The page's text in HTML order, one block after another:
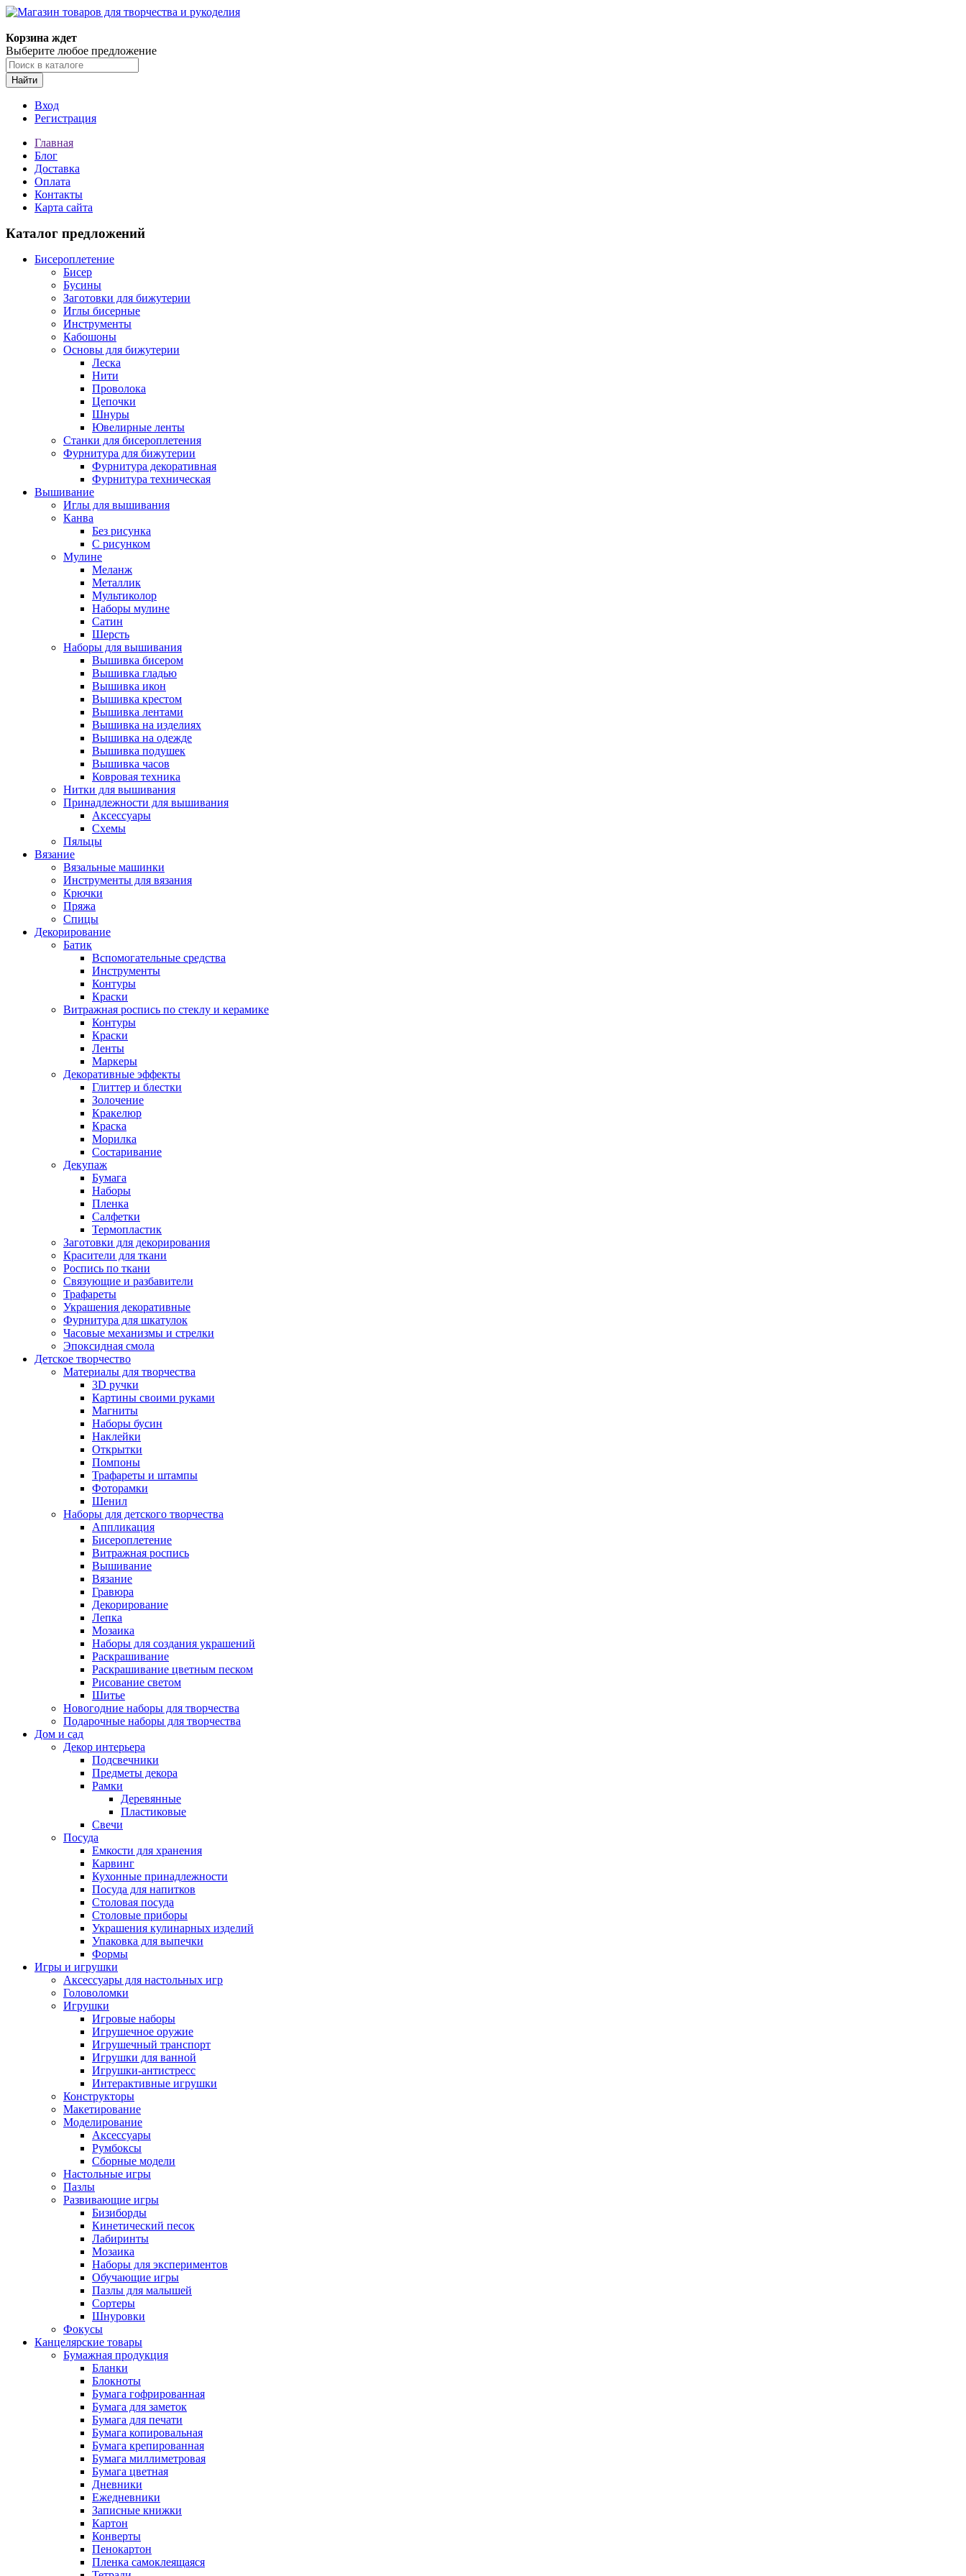
Корзина ждет
Выберите любое предложение
Найти
Вход
Регистрация
Главная
Блог
Доставка
Оплата
Контакты
Карта сайта
Каталог предложений
Бисероплетение
Бисер
Бусины
Заготовки для бижутерии
Иглы бисерные
Инструменты
Кабошоны
Основы для бижутерии
Леска
Нити
Проволока
Цепочки
Шнуры
Ювелирные ленты
Станки для бисероплетения
Фурнитура для бижутерии
Фурнитура декоративная
Фурнитура техническая
Вышивание
Иглы для вышивания
Канва
Без рисунка
С рисунком
Мулине
Меланж
Металлик
Мультиколор
Наборы мулине
Сатин
Шерсть
Наборы для вышивания
Вышивка бисером
Вышивка гладью
Вышивка икон
Вышивка крестом
Вышивка лентами
Вышивка на изделиях
Вышивка на одежде
Вышивка подушек
Вышивка часов
Ковровая техника
Нитки для вышивания
Принадлежности для вышивания
Аксессуары
Схемы
Пяльцы
Вязание
Вязальные машинки
Инструменты для вязания
Крючки
Пряжа
Спицы
Декорирование
Батик
Вспомогательные средства
Инструменты
Контуры
Краски
Витражная роспись по стеклу и керамике
Контуры
Краски
Ленты
Маркеры
Декоративные эффекты
Глиттер и блестки
Золочение
Кракелюр
Краска
Морилка
Состаривание
Декупаж
Бумага
Наборы
Пленка
Салфетки
Термопластик
Заготовки для декорирования
Красители для ткани
Роспись по ткани
Связующие и разбавители
Трафареты
Украшения декоративные
Фурнитура для шкатулок
Часовые механизмы и стрелки
Эпоксидная смола
Детское творчество
Материалы для творчества
3D ручки
Картины своими руками
Магниты
Наборы бусин
Наклейки
Открытки
Помпоны
Трафареты и штампы
Фоторамки
Шенил
Наборы для детского творчества
Аппликация
Бисероплетение
Витражная роспись
Вышивание
Вязание
Гравюра
Декорирование
Лепка
Мозаика
Наборы для создания украшений
Раскрашивание
Раскрашивание цветным песком
Рисование светом
Шитье
Новогодние наборы для творчества
Подарочные наборы для творчества
Дом и сад
Декор интерьера
Подсвечники
Предметы декора
Рамки
Деревянные
Пластиковые
Свечи
Посуда
Емкости для хранения
Карвинг
Кухонные принадлежности
Посуда для напитков
Столовая посуда
Столовые приборы
Украшения кулинарных изделий
Упаковка для выпечки
Формы
Игры и игрушки
Аксессуары для настольных игр
Головоломки
Игрушки
Игровые наборы
Игрушечное оружие
Игрушечный транспорт
Игрушки для ванной
Игрушки-антистресс
Интерактивные игрушки
Конструкторы
Макетирование
Моделирование
Аксессуары
Румбоксы
Сборные модели
Настольные игры
Пазлы
Развивающие игры
Бизиборды
Кинетический песок
Лабиринты
Мозаика
Наборы для экспериментов
Обучающие игры
Пазлы для малышей
Сортеры
Шнуровки
Фокусы
Канцелярские товары
Бумажная продукция
Бланки
Блокноты
Бумага гофрированная
Бумага для заметок
Бумага для печати
Бумага копировальная
Бумага крепированная
Бумага миллиметровая
Бумага цветная
Дневники
Ежедневники
Записные книжки
Картон
Конверты
Пенокартон
Пленка самоклеящаяся